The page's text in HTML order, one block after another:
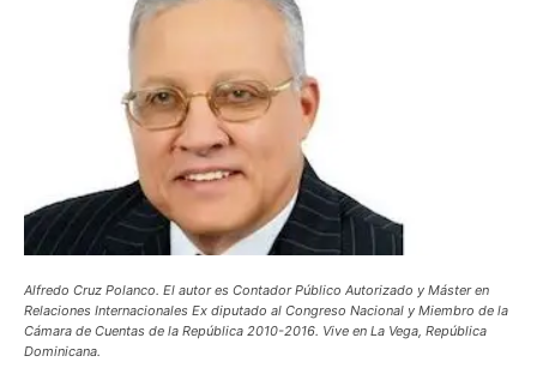
Alfredo Cruz Polanco. El autor es Contador Público Autorizado y Máster en
Relaciones Internacionales Ex diputado al Congreso Nacional y Miembro de la
Cámara de Cuentas de la República 2010-2016. Vive en La Vega, República
Dominicana.